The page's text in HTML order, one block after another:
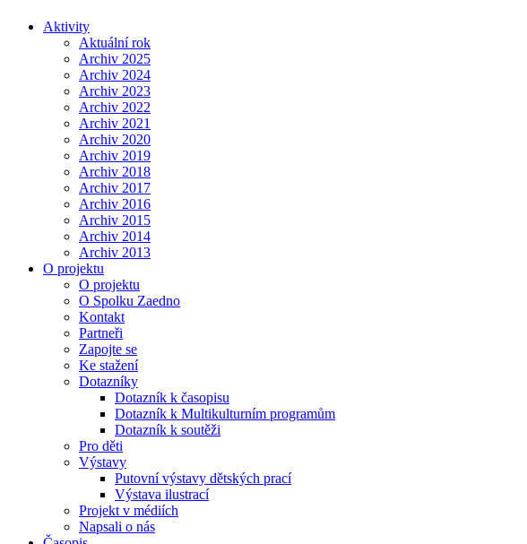
Aktivity
Aktuální rok
Archiv 2025
Archiv 2024
Archiv 2023
Archiv 2022
Archiv 2021
Archiv 2020
Archiv 2019
Archiv 2018
Archiv 2017
Archiv 2016
Archiv 2015
Archiv 2014
Archiv 2013
O projektu
O projektu
O Spolku Zaedno
Kontakt
Partneři
Zapojte se
Ke stažení
Dotazníky
Dotazník k časopisu
Dotazník k Multikulturním programům
Dotazník k soutěži
Pro děti
Výstavy
Putovní výstavy dětských prací
Výstava ilustrací
Projekt v médiích
Napsali o nás